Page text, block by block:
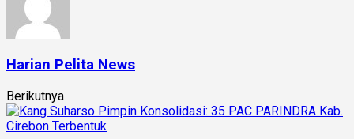
Harian Pelita News
Berikutnya